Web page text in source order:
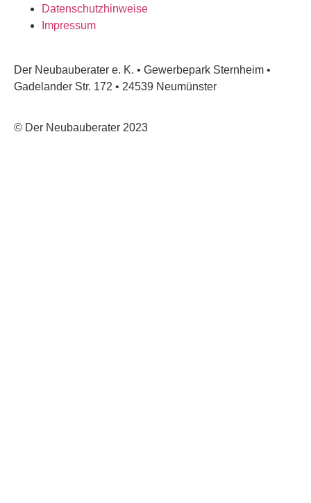
Datenschutzhinweise
Impressum
Der Neubauberater e. K. • Gewerbepark Sternheim •
Gadelander Str. 172 • 24539 Neumünster
© Der Neubauberater 2023